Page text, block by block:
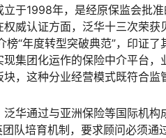
立于1998年，是经原保监会批
威认证方面，泛华十三次荣
榜“年度转型突破典范”，印证
集团化运作的保险中介平台
，这种分业经营模式既符合监
华通过与亚洲保险等国际机
队培育机制，要求顾问必须